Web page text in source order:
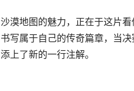
沙漠地图的魅力，正在于这片
书写属于自己的传奇篇章，当
添上了新的一行注解。